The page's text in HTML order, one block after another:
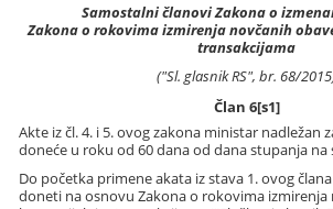
Samostalni članovi Zakona o
Zakona o rokovima izmirenja novčanih
transakcijama
("Sl. glasnik RS", br. 68/
Član 6[s1]
Akte iz čl. 4. i 5. ovog zakona ministar nadležan
doneće u roku od 60 dana od dana stupanja na
Do početka primene akata iz stava 1. ovog
doneti na osnovu Zakona o rokovima izmirenja